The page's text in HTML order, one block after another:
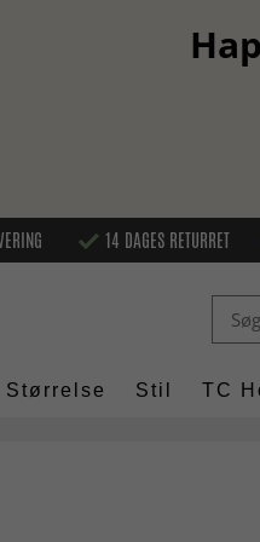
14 DAGES RETURRET
Størrelse Stil TC